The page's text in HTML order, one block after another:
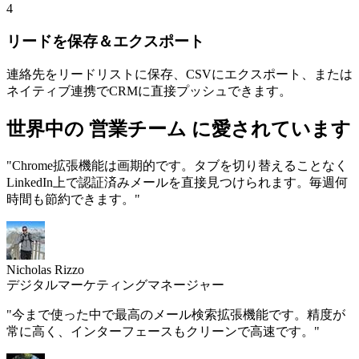
4
リードを保存＆エクスポート
連絡先をリードリストに保存、CSVにエクスポート、または
ネイティブ連携でCRMに直接プッシュできます。
世界中の 営業チーム に愛されています
"Chrome拡張機能は画期的です。タブを切り替えることなく
LinkedIn上で認証済みメールを直接見つけられます。毎週何
時間も節約できます。"
Nicholas Rizzo
デジタルマーケティングマネージャー
"今まで使った中で最高のメール検索拡張機能です。精度が
常に高く、インターフェースもクリーンで高速です。"